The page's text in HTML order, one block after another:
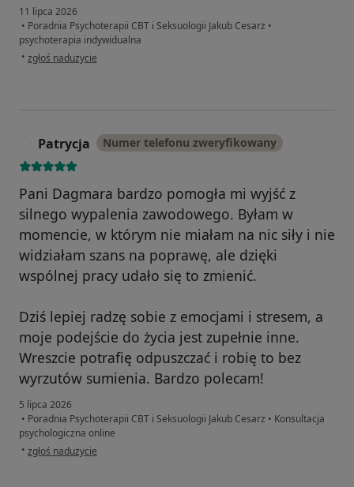
11 lipca 2026
• Poradnia Psychoterapii CBT i Seksuologii Jakub Cesarz •
psychoterapia indywidualna
• w opinii użytkownika Dz.
zgłoś nadużycie
Patrycja Numer telefonu zweryfikowany
Pani Dagmara bardzo pomogła mi wyjść z
silnego wypalenia zawodowego. Byłam w
momencie, w którym nie miałam na nic siły i nie
widziałam szans na poprawę, ale dzięki
wspólnej pracy udało się to zmienić.
Dziś lepiej radzę sobie z emocjami i stresem, a
moje podejście do życia jest zupełnie inne.
Wreszcie potrafię odpuszczać i robię to bez
wyrzutów sumienia. Bardzo polecam!
5 lipca 2026
• Poradnia Psychoterapii CBT i Seksuologii Jakub Cesarz • Konsultacja
psychologiczna online
• w opinii użytkownika Patrycja
zgłoś nadużycie